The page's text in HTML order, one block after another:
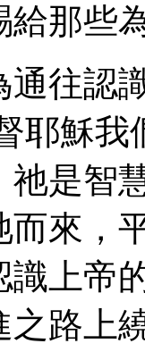
給那些
通往認
耶穌
祂是智
而來，
識上帝
之路上